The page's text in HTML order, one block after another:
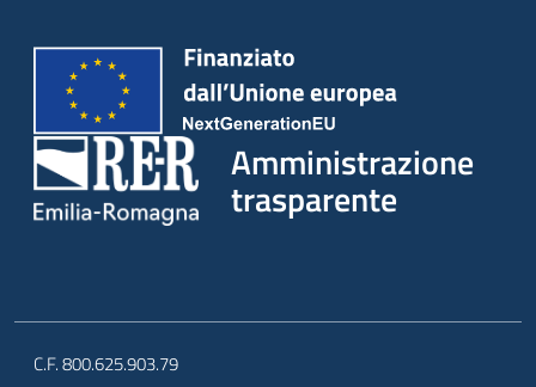
Amministrazione
trasparente
C.F. 800.625.903.79